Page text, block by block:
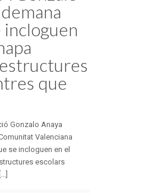
incloguen
que
Gonzalo Anaya
Valenciana
se incloguen en el
escolars